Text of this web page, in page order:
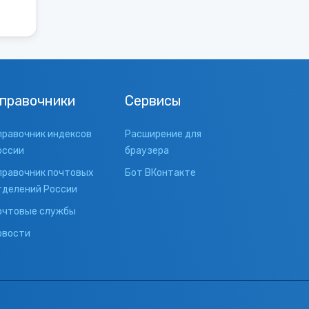
индексов
почтовых
России
службы
Сервисы
Расширение для
браузера
Бот ВКонтакте